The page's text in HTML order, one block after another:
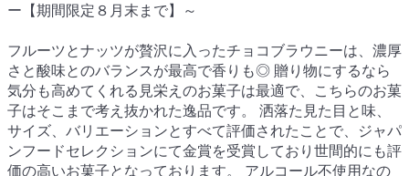
ー【期間限定８月末まで】～
フルーツとナッツが贅沢に入ったチョコブラウニーは、濃厚
さと酸味とのバランスが最高で香りも◎ 贈り物にするなら
気分も高めてくれる見栄えのお菓子は最適で、こちらのお菓
子はそこまで考え抜かれた逸品です。 洒落た見た目と味、
サイズ、バリエーションとすべて評価されたことで、ジャパ
ンフードセレクションにて金賞を受賞しており世間的にも評
価の高いお菓子となっております。 アルコール不使用なの
ー【期間限定８月末まで】～
フルーツとナッツが贅沢に入ったチョコブラウニーは、濃厚
さと酸味とのバランスが最高で香りも◎ 贈り物にするなら
気分も高めてくれる見栄えのお菓子は最適で、こちらのお菓
子はそこまで考え抜かれた逸品です。 洒落た見た目と味、
サイズ、バリエーションとすべて評価されたことで、ジャパ
ンフードセレクションにて金賞を受賞しており世間的にも評
価の高いお菓子となっております。 アルコール不使用なの